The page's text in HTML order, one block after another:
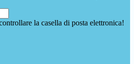
la casella di posta elettronica!